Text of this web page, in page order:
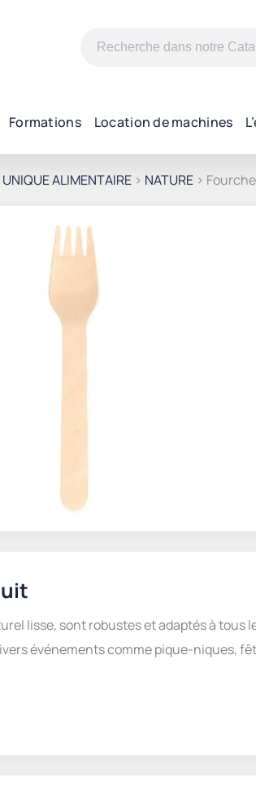
Recherche
Formations Location de machines
ALIMENTAIRE > NATURE >
lisse, sont robustes et adaptés à tous
événements comme pique-niques,